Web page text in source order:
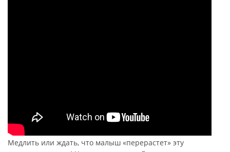
Медлить или ждать, что малыш «перерастет» эту